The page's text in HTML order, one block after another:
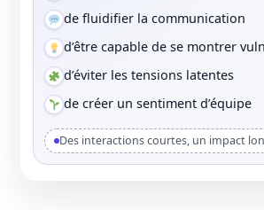
de fluidifier la communication
d’être capable de se montrer
d’éviter les tensions latentes
de créer un sentiment d’équipe
Des interactions courtes, un impact